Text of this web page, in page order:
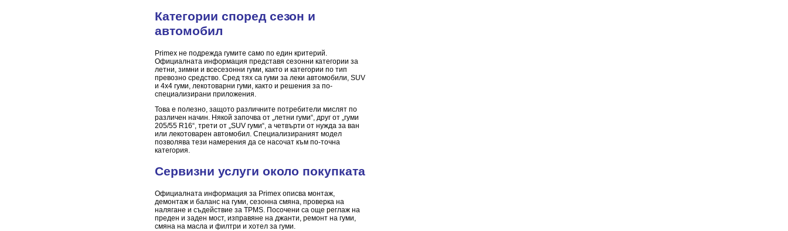
Категории според сезон и
автомобил
Primex не подрежда гумите само по един критерий.
Официалната информация представя сезонни категории за
летни, зимни и всесезонни гуми, както и категории по тип
превозно средство. Сред тях са гуми за леки автомобили, SUV
и 4x4 гуми, лекотоварни гуми, както и решения за по-
специализирани приложения.
Това е полезно, защото различните потребители мислят по
различен начин. Някой започва от „летни гуми“, друг от „гуми
205/55 R16“, трети от „SUV гуми“, а четвърти от нужда за ван
или лекотоварен автомобил. Специализираният модел
позволява тези намерения да се насочат към по-точна
категория.
Сервизни услуги около покупката
Официалната информация за Primex описва монтаж,
демонтаж и баланс на гуми, сезонна смяна, проверка на
налягане и съдействие за TPMS. Посочени са още реглаж на
преден и заден мост, изправяне на джанти, ремонт на гуми,
смяна на масла и филтри и хотел за гуми.